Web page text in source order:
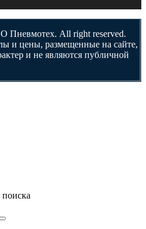
Пневмотех. All right reserved.
и цены, размещенные на сайте,
и не являются публичной
поиска